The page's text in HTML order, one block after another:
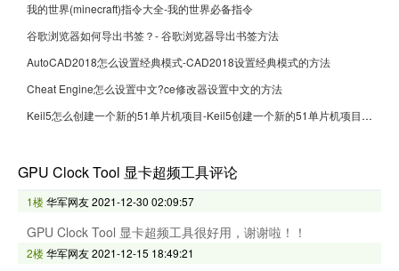
我的世界(minecraft)指令大全-我的世界必备指令
谷歌浏览器如何导出书签？- 谷歌浏览器导出书签方法
AutoCAD2018怎么设置经典模式-CAD2018设置经典模式的方法
Cheat Engine怎么设置中文?ce修改器设置中文的方法
Keil5怎么创建一个新的51单片机项目-Keil5创建一个新的51单片机项目的方法
GPU Clock Tool 显卡超频工具评论
1楼华军网友2021-12-30 02:09:57
GPU Clock Tool 显卡超频工具很好用，谢谢啦！！
2楼华军网友2021-12-15 18:49:21